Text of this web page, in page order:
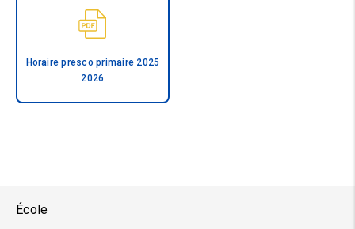
École
Horaire presco primaire 2025
2026